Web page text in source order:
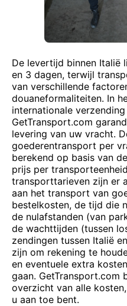
De levertijd binnen Italië
en 3 dagen, terwijl
van verschillende
douaneformaliteiten. In
internationale
GetTransport.com
levering van uw vracht.
goederentransport per
berekend op basis van
prijs per
transporttarieven zijn er
aan het transport van
bestelkosten, de tijd die
de nulafstanden (van
de wachttijden (tussen
zendingen tussen Italië
zijn om rekening te
en eventuele extra
gaan. GetTransport.com
overzicht van alle
u aan toe bent.